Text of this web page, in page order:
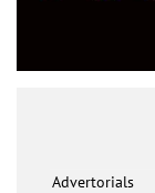
Advertorials